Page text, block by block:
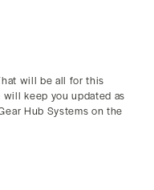
will be all for this
keep you updated as
Hub Systems on the